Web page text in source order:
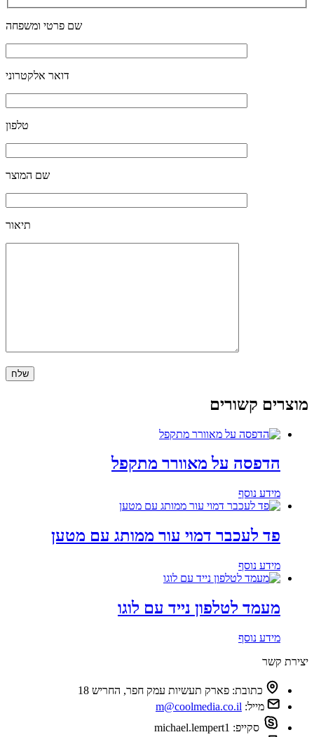
שם פרטי ומשפחה
דואר אלקטרוני
טלפון
שם המוצר
תיאור
מוצרים קשורים
הדפסה על מאוורר מתקפל
מידע נוסף
פד לעכבר דמוי עור ממותג עם מטען
מידע נוסף
מעמד לטלפון נייד עם לוגו
מידע נוסף
יצירת קשר
כתובת: פארק תעשיות עמק חפר, החריש 18
מייל: m@coolmedia.co.il
סקייפ: michael.lempert1